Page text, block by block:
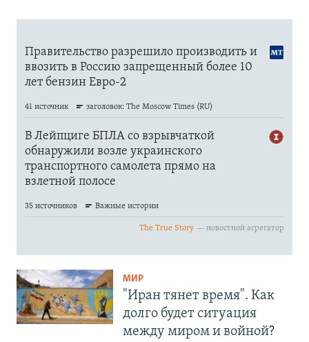
МИР
"Иран тянет время". Как
долго будет ситуация
между миром и войной?